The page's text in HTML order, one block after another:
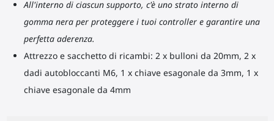
All'interno di ciascun supporto, c'è uno strato interno di
gomma nera per proteggere i tuoi controller e garantire una
perfetta aderenza.
Attrezzo e sacchetto di ricambi: 2 x bulloni da 20mm, 2 x
dadi autobloccanti M6, 1 x chiave esagonale da 3mm, 1 x
chiave esagonale da 4mm